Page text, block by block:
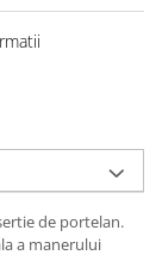
de portelan.
a manerului